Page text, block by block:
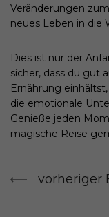
Veränderungen
neues Leben in die
Dies ist nur der
sicher, dass du gut
Ernährung
die emotionale
Genieße jeden
magische Reise
vorheriger